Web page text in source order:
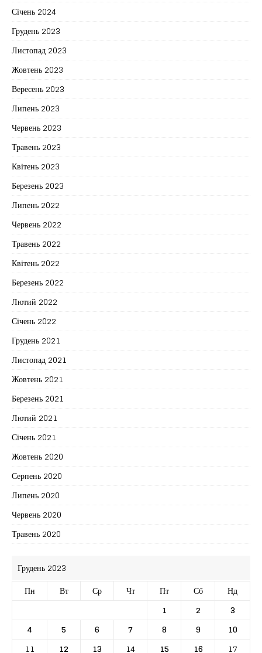
Січень 2024
Грудень 2023
Листопад 2023
Жовтень 2023
Вересень 2023
Липень 2023
Червень 2023
Травень 2023
Квітень 2023
Березень 2023
Липень 2022
Червень 2022
Травень 2022
Квітень 2022
Березень 2022
Лютий 2022
Січень 2022
Грудень 2021
Листопад 2021
Жовтень 2021
Березень 2021
Лютий 2021
Січень 2021
Жовтень 2020
Серпень 2020
Липень 2020
Червень 2020
Травень 2020
Грудень 2023
Пн
Вт Ср Чт Пт Сб
Нд
1
2
3
4
5 6 7 8 9
10
11
12 13 14 15 16 17